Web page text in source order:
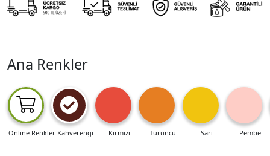
Ana Renkler
Online Renkler Kahverengi Kırmızı Turuncu Sarı Pembe